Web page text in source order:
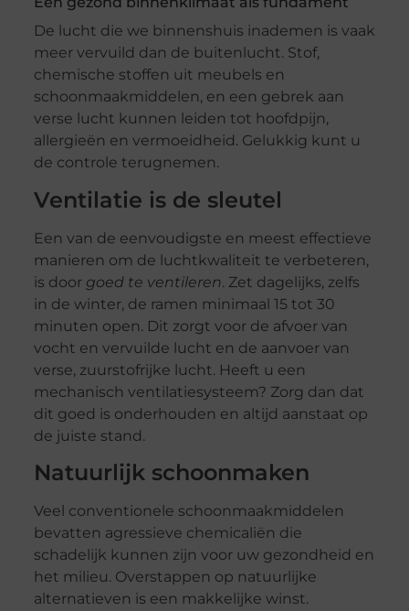
De lucht die we binnenshuis inademen is vaak
meer vervuild dan de buitenlucht. Stof,
chemische stoffen uit meubels en
schoonmaakmiddelen, en een gebrek aan
verse lucht kunnen leiden tot hoofdpijn,
allergieën en vermoeidheid. Gelukkig kunt u
de controle terugnemen.
Ventilatie is de sleutel
Een van de eenvoudigste en meest effectieve
manieren om de luchtkwaliteit te verbeteren,
is door goed te ventileren. Zet dagelijks, zelfs
in de winter, de ramen minimaal 15 tot 30
minuten open. Dit zorgt voor de afvoer van
vocht en vervuilde lucht en de aanvoer van
verse, zuurstofrijke lucht. Heeft u een
mechanisch ventilatiesysteem? Zorg dan dat
dit goed is onderhouden en altijd aanstaat op
de juiste stand.
Natuurlijk schoonmaken
Veel conventionele schoonmaakmiddelen
bevatten agressieve chemicaliën die
schadelijk kunnen zijn voor uw gezondheid en
het milieu. Overstappen op natuurlijke
alternatieven is een makkelijke winst.